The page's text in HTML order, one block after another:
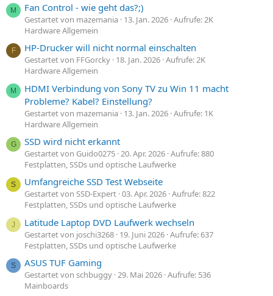
M Fan Control - wie geht das?;)
Gestartet von mazemania 13. Jan. 2026 Aufrufe: 2K
Hardware Allgemein
F HP-Drucker will nicht normal einschalten
Gestartet von FFGorcky 18. Jan. 2026 Aufrufe: 2K
Hardware Allgemein
M
HDMI Verbindung von Sony TV zu Win 11 macht
Probleme? Kabel? Einstellung?
Gestartet von mazemania 13. Jan. 2026 Aufrufe: 1K
Hardware Allgemein
G SSD wird nicht erkannt
Gestartet von Guido0275 20. Apr. 2026 Aufrufe: 880
Festplatten, SSDs und optische Laufwerke
S Umfangreiche SSD Test Webseite
Gestartet von SSD-Expert 03. Apr. 2026 Aufrufe: 822
Festplatten, SSDs und optische Laufwerke
J Latitude Laptop DVD Laufwerk wechseln
Gestartet von joschi3268 19. Juni 2026 Aufrufe: 637
Festplatten, SSDs und optische Laufwerke
S ASUS TUF Gaming
Gestartet von schbuggy 29. Mai 2026 Aufrufe: 536
Mainboards